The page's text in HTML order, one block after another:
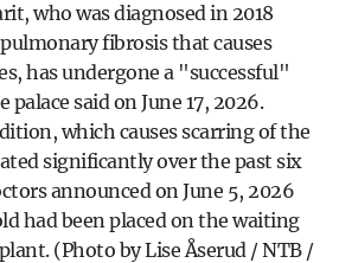
who was diagnosed in 2018
fibrosis that causes
has undergone a "successful"
said on June 17, 2026.
which causes scarring of the
significantly over the past six
announced on June 5, 2026
had been placed on the waiting
(Photo by Lise Åserud / NTB /